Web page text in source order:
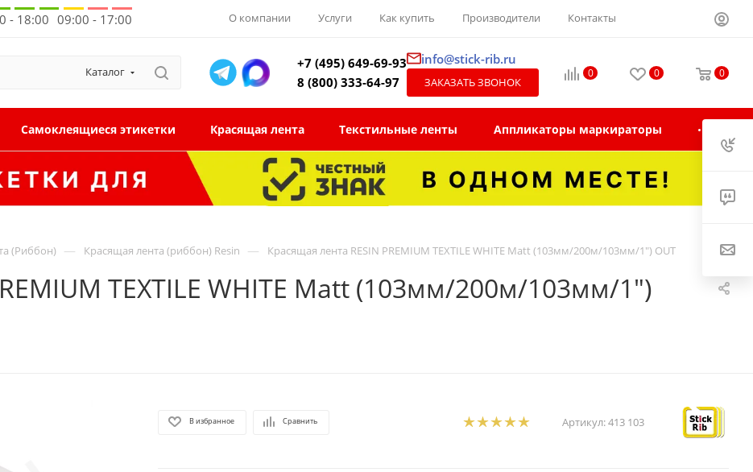
- 18:00 09:00 - 17:00 О компании Услуги Как купить Производители Контакты
Каталог
+7 (495) 649-69-93
8 (800) 333-64-97
info@stick-rib.ru
ЗАКАЗАТЬ ЗВОНОК
0 0 0
Самоклеящиеся этикетки Красящая лента Текстильные ленты Аппликаторы маркираторы
(Риббон) — Красящая лента (риббон) Resin — Красящая лента RESIN PREMIUM TEXTILE WHITE Matt (103мм/200м/103мм/1") OUT
TEXTILE WHITE Matt (103мм/200м/103мм/1")
В избранное Сравнить Артикул:413 103